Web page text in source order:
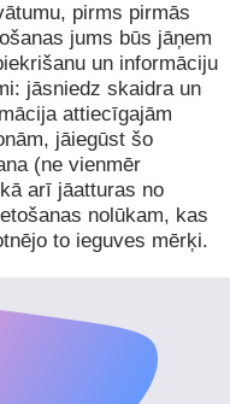
pirms pirmās
jums būs jāņem
un informāciju
jāsniedz skaidra un
attiecīgajām
jāiegūst šo
(ne vienmēr
arī jāatturas no
nolūkam, kas
to ieguves mērķi.